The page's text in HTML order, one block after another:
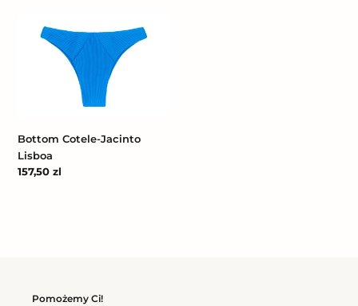
Cotele-
Bottom Cotele-Jacinto
Lisboa
Cena
157,50 zl
Pomożemy Ci!